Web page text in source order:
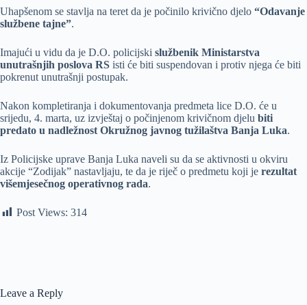
Uhapšenom se stavlja na teret da je počinilo krivično djelo “Odavanje
službene tajne”.
Imajući u vidu da je D.O. policijski službenik Ministarstva
unutrašnjih poslova RS isti će biti suspendovan i protiv njega će biti
pokrenut unutrašnji postupak.
Nakon kompletiranja i dokumentovanja predmeta lice D.O. će u
srijedu, 4. marta, uz izvještaj o počinjenom krivičnom djelu biti
predato u nadležnost Okružnog javnog tužilaštva Banja Luka.
Iz Policijske uprave Banja Luka naveli su da se aktivnosti u okviru
akcije “Zodijak” nastavljaju, te da je riječ o predmetu koji je rezultat
višemjesečnog operativnog rada.
Post Views: 314
Leave a Reply